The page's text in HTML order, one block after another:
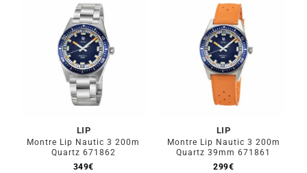
LIP
Montre Lip Nautic 3 200m
Quartz 671862
349€
LIP
Montre Lip Nautic 3 200m
Quartz 39mm 671861
299€